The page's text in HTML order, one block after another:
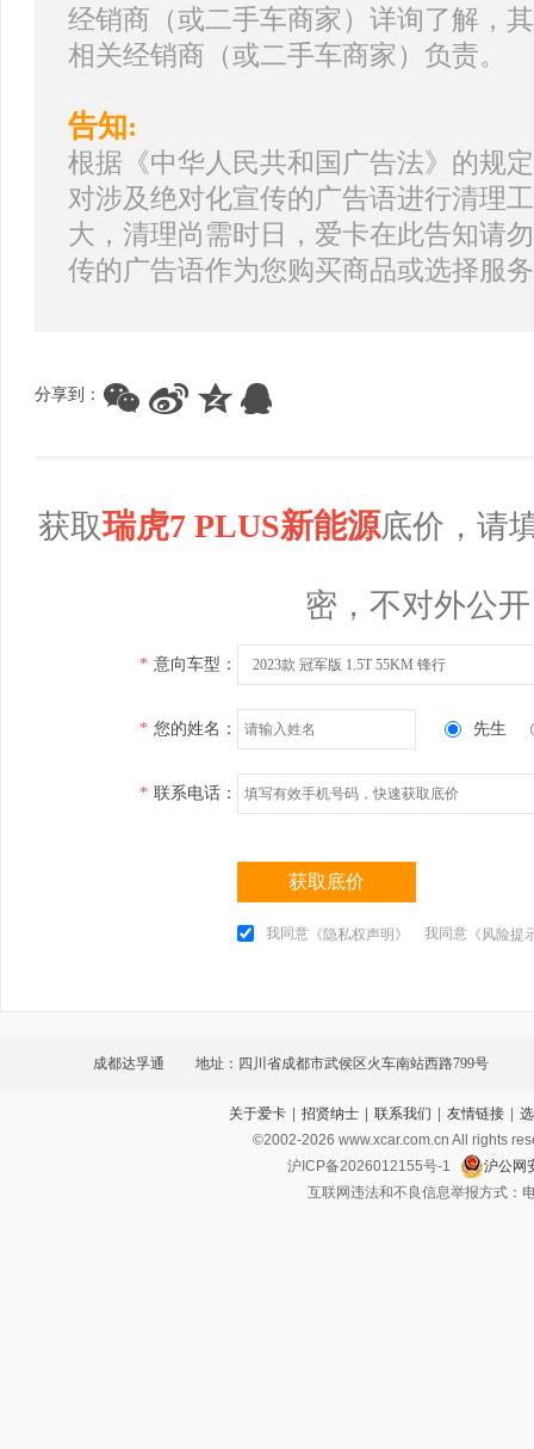
经销商（或二手车商家）详询了解，
相关经销商（或二手车商家）负责。
告知:
根据《中华人民共和国广告法》的规
对涉及绝对化宣传的广告语进行清理
大，清理尚需时日，爱卡在此告知请
传的广告语作为您购买商品或选择服
分享到：
获取瑞虎7 PLUS新能源底价，请
密，不对外公
* 意向车型： 2023款 冠军版 1.5T 55KM 锋行
* 您的姓名： 先生
* 联系电话：
获取底价
我同意 《隐私权声明》 我同意 《风险提
成都达孚通 地址：四川省成都市武侯区火车南站西路799号
关于爱卡 | 招贤纳士 | 联系我们 | 友情链接 |
©2002-2026 www.xcar.com.cn All rights
沪ICP备2026012155号-1
沪公网
互联网违法和不良信息举报方式：